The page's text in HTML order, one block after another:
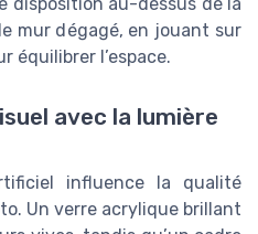
disposition au-dessus de la
mur dégagé, en jouant sur
équilibrer l’espace.
avec la lumière
influence la qualité
Un verre acrylique brillant